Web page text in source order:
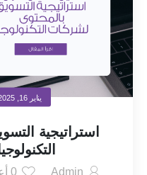
يناير 16, 2025
استراتيجية
Admin
0